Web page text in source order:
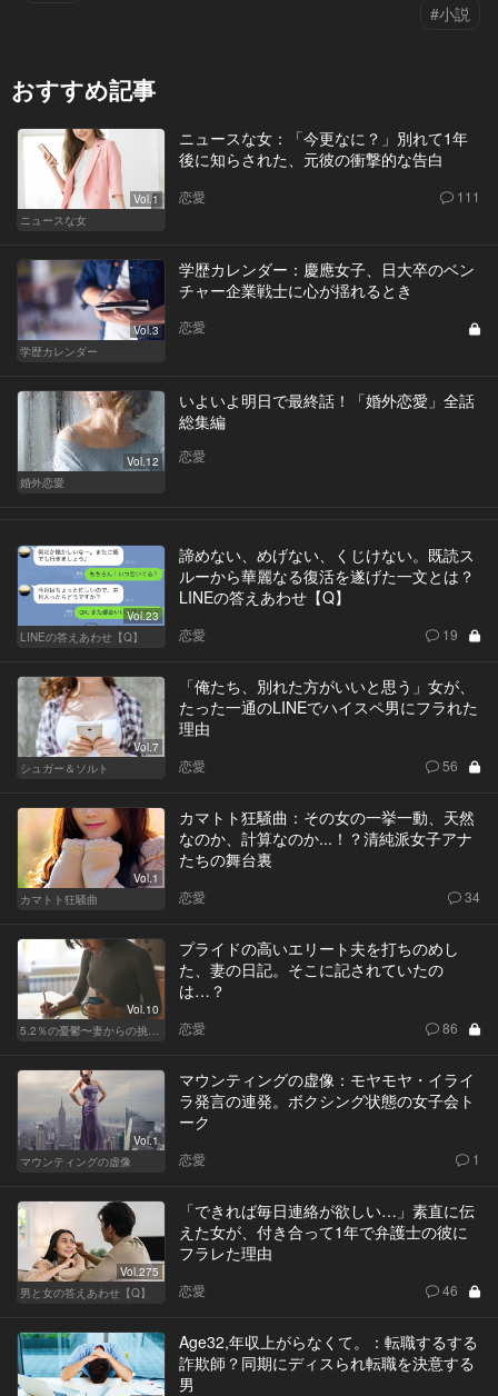
#小説
おすすめ記事
Vol.1
ニュースな女
ニュースな女：「今更なに？」別れて1年
後に知らされた、元彼の衝撃的な告白
恋愛 111
Vol.3
学歴カレンダー
学歴カレンダー：慶應女子、日大卒のベン
チャー企業戦士に心が揺れるとき
恋愛
Vol.12
婚外恋愛
いよいよ明日で最終話！「婚外恋愛」全話
総集編
恋愛
Vol.23
LINEの答えあわせ【Q】
諦めない、めげない、くじけない。既読ス
ルーから華麗なる復活を遂げた一文とは？
LINEの答えあわせ【Q】
恋愛 19
Vol.7
シュガー＆ソルト
「俺たち、別れた方がいいと思う」女が、
たった一通のLINEでハイスペ男にフラれた
理由
恋愛 56
Vol.1
カマトト狂騒曲
カマトト狂騒曲：その女の一挙一動、天然
なのか、計算なのか...！？清純派女子アナ
たちの舞台裏
恋愛 34
Vol.10
5.2％の憂鬱〜妻からの挑戦状〜
プライドの高いエリート夫を打ちのめし
た、妻の日記。そこに記されていたの
は…？
恋愛 86
Vol.1
マウンティングの虚像
マウンティングの虚像：モヤモヤ・イライ
ラ発言の連発。ボクシング状態の女子会ト
ーク
恋愛 1
Vol.275
男と女の答えあわせ【Q】
「できれば毎日連絡が欲しい…」素直に伝
えた女が、付き合って1年で弁護士の彼に
フラレた理由
恋愛 46
Age32,年収上がらなくて。：転職するする
詐欺師？同期にディスられ転職を決意する
男